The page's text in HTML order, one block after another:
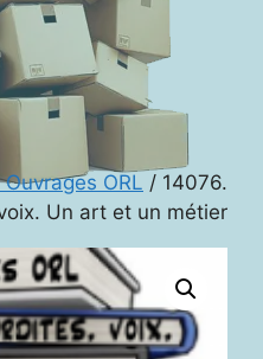
Ouvrages ORL / 14076.
Un art et un métier